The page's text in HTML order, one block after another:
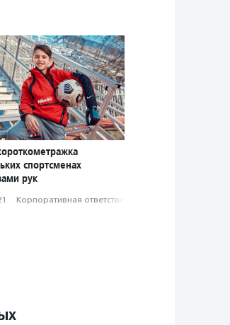
спортсменах
рук
· Корпоративная ответственность